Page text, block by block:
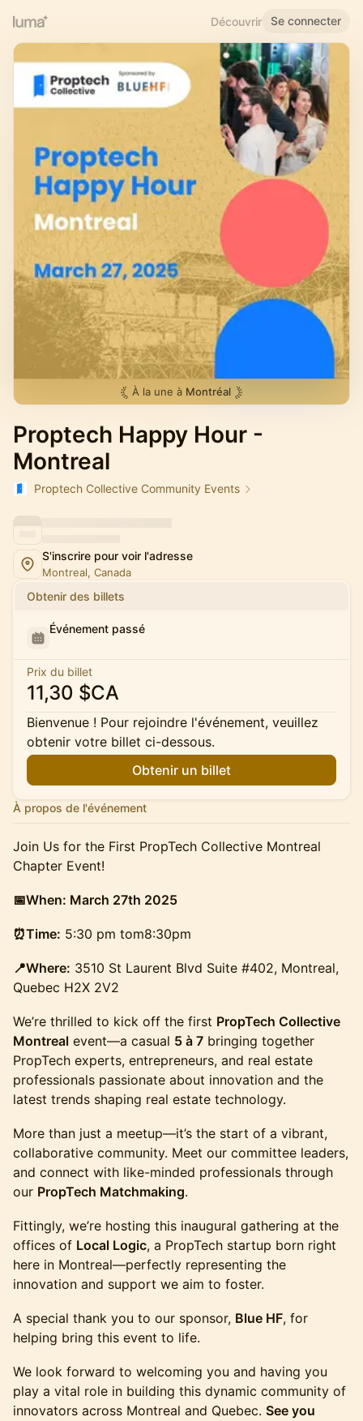
Découvrir Se connecter
À la une à Montréal
Proptech Happy Hour -
Montreal
Proptech Collective Community Events
S'inscrire pour voir l'adresse
Montreal, Canada
Obtenir des billets
Événement passé
Prix du billet
11,30 $CA
Bienvenue ! Pour rejoindre l'événement, veuillez
obtenir votre billet ci-dessous.
Obtenir un billet
À propos de l'événement
Join Us for the First PropTech Collective Montreal
Chapter Event!
📅When: March 27th 2025
⏰Time: 5:30 pm tom8:30pm
📍Where: 3510 St Laurent Blvd Suite #402, Montreal,
Quebec H2X 2V2
We’re thrilled to kick off the first PropTech Collective
Montreal event—a casual 5 à 7 bringing together
PropTech experts, entrepreneurs, and real estate
professionals passionate about innovation and the
latest trends shaping real estate technology.
More than just a meetup—it’s the start of a vibrant,
collaborative community. Meet our committee leaders,
and connect with like-minded professionals through
our PropTech Matchmaking.
Fittingly, we’re hosting this inaugural gathering at the
offices of Local Logic, a PropTech startup born right
here in Montreal—perfectly representing the
innovation and support we aim to foster.
A special thank you to our sponsor, Blue HF, for
helping bring this event to life.
We look forward to welcoming you and having you
play a vital role in building this dynamic community of
innovators across Montreal and Quebec. See you